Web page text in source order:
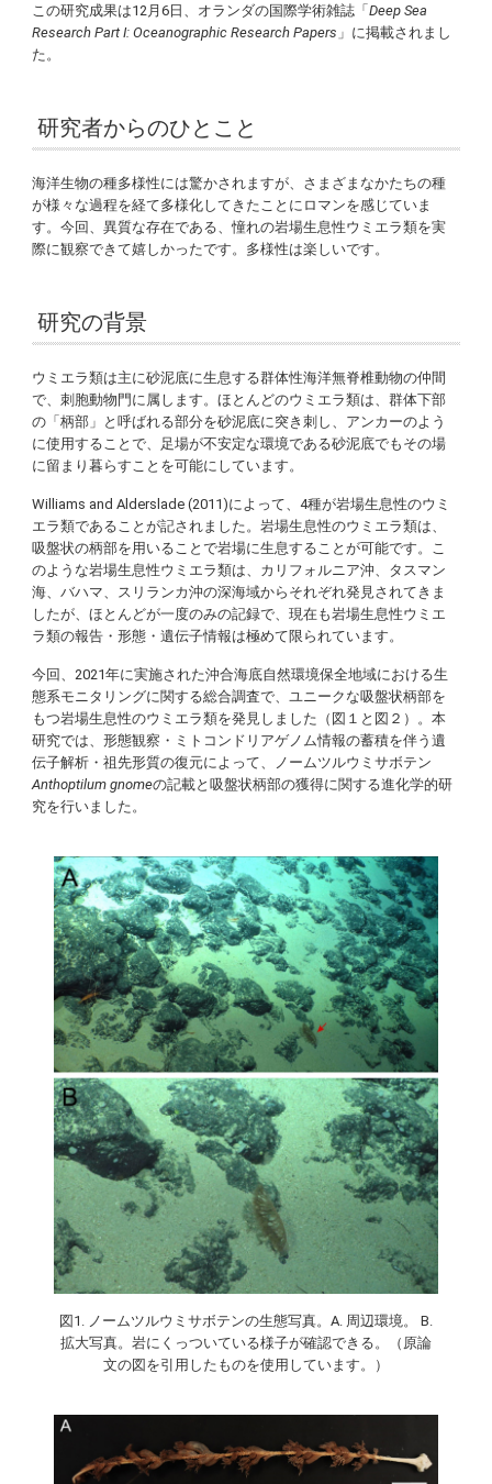
この研究成果は12月6日、オランダの国際学術雑誌「Deep Sea
Research Part I: Oceanographic Research Papers 」に掲載されまし
た。
研究者からのひとこと
海洋生物の種多様性には驚かされますが、さまざまなかたちの種
が様々な過程を経て多様化してきたことにロマンを感じていま
す。今回、異質な存在である、憧れの岩場生息性ウミエラ類を実
際に観察できて嬉しかったです。多様性は楽しいです。
研究の背景
ウミエラ類は主に砂泥底に生息する群体性海洋無脊椎動物の仲間
で、刺胞動物門に属します。ほとんどのウミエラ類は、群体下部
の「柄部」と呼ばれる部分を砂泥底に突き刺し、アンカーのよう
に使用することで、足場が不安定な環境である砂泥底でもその場
に留まり暮らすことを可能にしています。
Williams and Alderslade (2011)によって、4種が岩場生息性のウミ
エラ類であることが記されました。岩場生息性のウミエラ類は、
吸盤状の柄部を用いることで岩場に生息することが可能です。こ
のような岩場生息性ウミエラ類は、カリフォルニア沖、タスマン
海、バハマ、スリランカ沖の深海域からそれぞれ発見されてきま
したが、ほとんどが一度のみの記録で、現在も岩場生息性ウミエ
ラ類の報告・形態・遺伝子情報は極めて限られています。
今回、2021年に実施された沖合海底自然環境保全地域における生
態系モニタリングに関する総合調査で、ユニークな吸盤状柄部を
もつ岩場生息性のウミエラ類を発見しました（図１と図２）。本
研究では、形態観察・ミトコンドリアゲノム情報の蓄積を伴う遺
伝子解析・祖先形質の復元によって、ノームツルウミサボテン
Anthoptilum gnomeの記載と吸盤状柄部の獲得に関する進化学的研
究を行いました。
図1. ノームツルウミサボテンの生態写真。A. 周辺環境。 B.
拡大写真。岩にくっついている様子が確認できる。（原論
⽂の図を引⽤したものを使⽤しています。）